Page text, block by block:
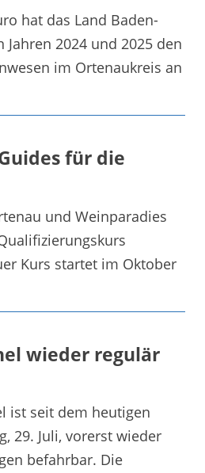
hat das Land Baden-
2024 und 2025 den
im Ortenaukreis an
für die
und Weinparadies
Kurs startet im Oktober
wieder regulär
ist seit dem heutigen
29. Juli, vorerst wieder
befahrbar. Die